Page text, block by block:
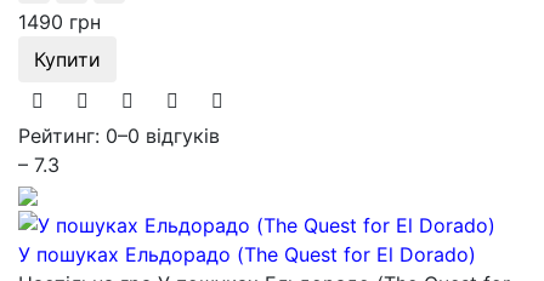
1490 грн
Купити
Рейтинг: 0–0 відгуків
– 7.3
У пошуках Ельдорадо (The Quest for El Dorado)